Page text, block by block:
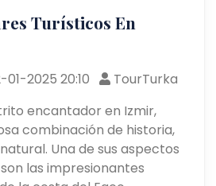
Turísticos En
01-2025 20:10
TourTurka
encantador en Izmir,
combinación de historia,
Una de sus aspectos
las impresionantes